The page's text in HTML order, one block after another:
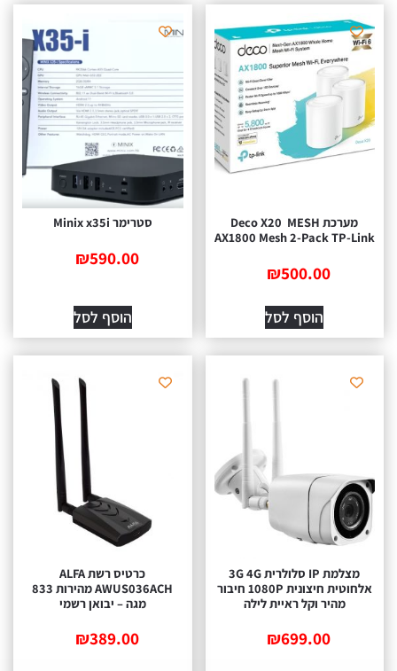
מערכת MESH ‏ Deco X20
AX1800 Mesh 2-Pack TP-Link
₪500.00
הוסף לסל
סטרימר Minix x35i
₪590.00
הוסף לסל
מצלמת IP סלולרית 3G 4G
אלחוטית חיצונית 1080P חיבור
מהיר וקל ראיית לילה
₪699.00
כרטיס רשת ALFA
AWUS036ACH מהירות 833
מגה – יבואן רשמי
₪389.00